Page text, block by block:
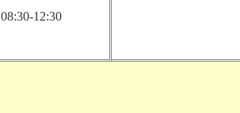
08:30-12:30